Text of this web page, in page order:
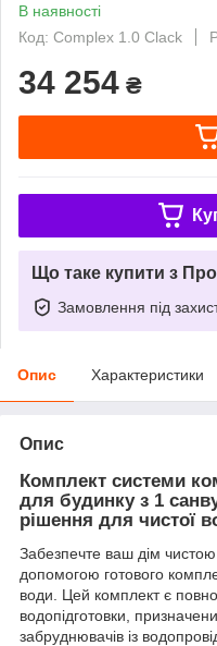
В наявності
Код: Complex 1.0 Clack
34 254 ₴
Що таке купити з
Замовлення під
Опис Характеристики
Опис
Комплект системи
для будинку з 1
рішення для чистої
Забезпечте ваш дім
допомогою готового
води. Цей комплект є
водопідготовки,
забруднювачів із